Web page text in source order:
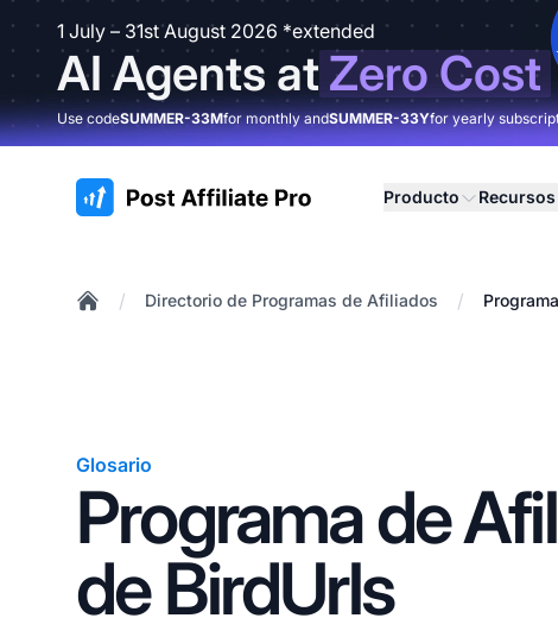
1 July – 31st August 2026 *extended
AI Agents atZero Cost
Use codeSUMMER-33Mfor monthly andSUMMER-33Yfor yearly
:site.title Producto Recursos
/ Directorio de Programas de Afiliados /
Glosario
Programa de
de BirdUrls